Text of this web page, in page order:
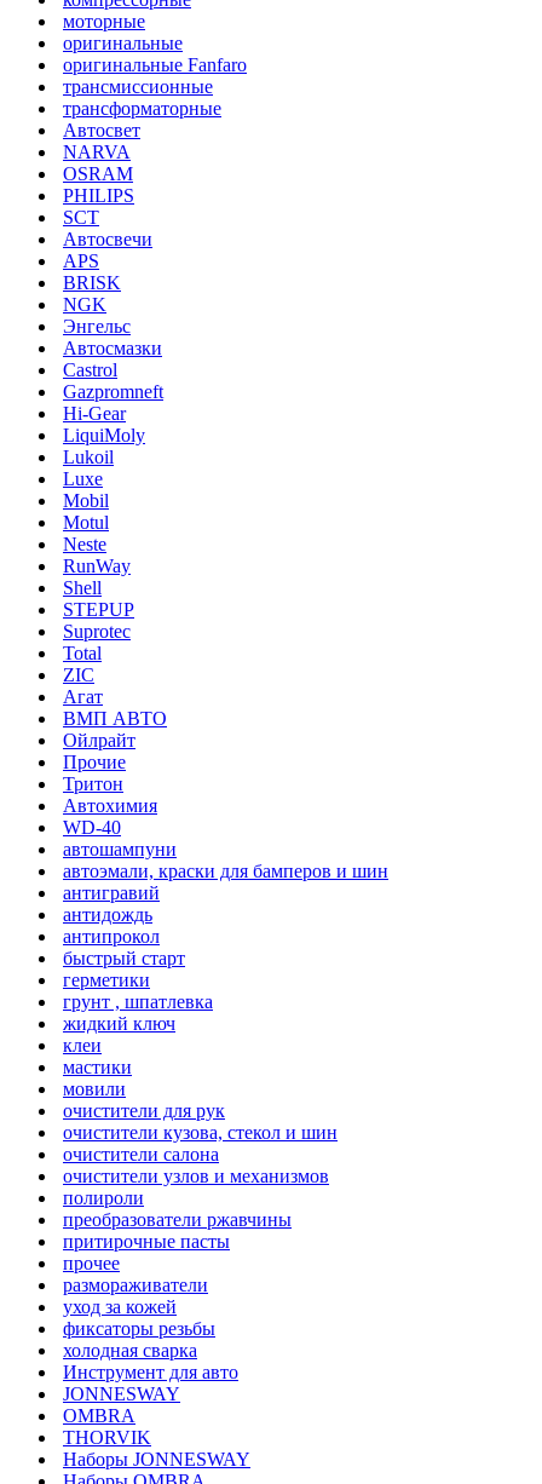
моторные
оригинальные
оригинальные Fanfaro
трансмиссионные
трансформаторные
Автосвет
NARVA
OSRAM
PHILIPS
SCT
Автосвечи
APS
BRISK
NGK
Энгельс
Автосмазки
Castrol
Gazpromneft
Hi-Gear
LiquiMoly
Lukoil
Luxe
Mobil
Motul
Neste
RunWay
Shell
STEPUP
Suprotec
Total
ZIC
Агат
ВМП АВТО
Ойлрайт
Прочие
Тритон
Автохимия
WD-40
автошампуни
автоэмали, краски для бамперов и шин
антигравий
антидождь
антипрокол
быстрый старт
герметики
грунт , шпатлевка
жидкий ключ
клеи
мастики
мовили
очистители для рук
очистители кузова, стекол и шин
очистители салона
очистители узлов и механизмов
полироли
преобразователи ржавчины
притирочные пасты
прочее
размораживатели
уход за кожей
фиксаторы резьбы
холодная сварка
Инструмент для авто
JONNESWAY
OMBRA
THORVIK
Наборы JONNESWAY